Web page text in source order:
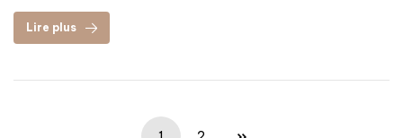
Lire plus